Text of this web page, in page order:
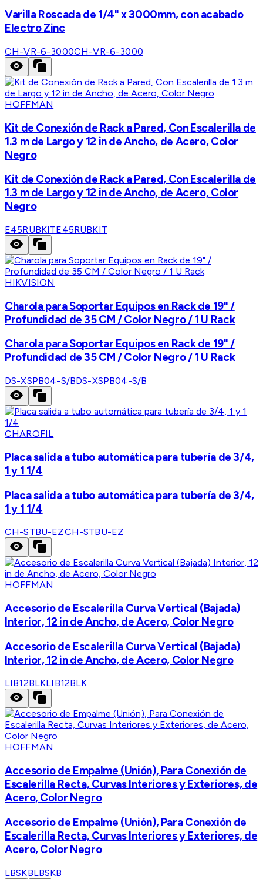
Varilla Roscada de 1/4" x 3000mm, con acabado
Electro Zinc
CH-VR-6-3000CH-VR-6-3000
HOFFMAN
Kit de Conexión de Rack a Pared, Con Escalerilla de
1.3 m de Largo y 12 in de Ancho, de Acero, Color
Negro
Kit de Conexión de Rack a Pared, Con Escalerilla de
1.3 m de Largo y 12 in de Ancho, de Acero, Color
Negro
E45RUBKITE45RUBKIT
HIKVISION
Charola para Soportar Equipos en Rack de 19" /
Profundidad de 35 CM / Color Negro / 1 U Rack
Charola para Soportar Equipos en Rack de 19" /
Profundidad de 35 CM / Color Negro / 1 U Rack
DS-XSPB04-S/BDS-XSPB04-S/B
CHAROFIL
Placa salida a tubo automática para tubería de 3/4,
1 y 1 1/4
Placa salida a tubo automática para tubería de 3/4,
1 y 1 1/4
CH-STBU-EZCH-STBU-EZ
HOFFMAN
Accesorio de Escalerilla Curva Vertical (Bajada)
Interior, 12 in de Ancho, de Acero, Color Negro
Accesorio de Escalerilla Curva Vertical (Bajada)
Interior, 12 in de Ancho, de Acero, Color Negro
LIB12BLKLIB12BLK
HOFFMAN
Accesorio de Empalme (Unión), Para Conexión de
Escalerilla Recta, Curvas Interiores y Exteriores, de
Acero, Color Negro
Accesorio de Empalme (Unión), Para Conexión de
Escalerilla Recta, Curvas Interiores y Exteriores, de
Acero, Color Negro
LBSKBLBSKB